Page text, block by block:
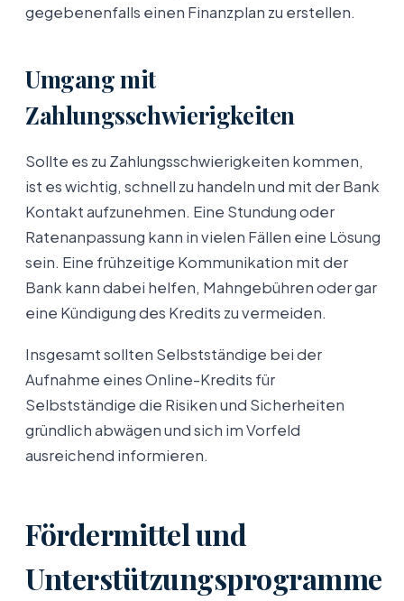
gegebenenfalls einen Finanzplan zu erstellen.
Umgang mit
Zahlungsschwierigkeiten
Sollte es zu Zahlungsschwierigkeiten kommen,
ist es wichtig, schnell zu handeln und mit der Bank
Kontakt aufzunehmen. Eine Stundung oder
Ratenanpassung kann in vielen Fällen eine Lösung
sein. Eine frühzeitige Kommunikation mit der
Bank kann dabei helfen, Mahngebühren oder gar
eine Kündigung des Kredits zu vermeiden.
Insgesamt sollten Selbstständige bei der
Aufnahme eines Online-Kredits für
Selbstständige die Risiken und Sicherheiten
gründlich abwägen und sich im Vorfeld
ausreichend informieren.
Fördermittel und
Unterstützungsprogramme